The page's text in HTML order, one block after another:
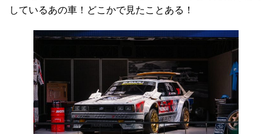
しているあの車！どこかで見たことある！